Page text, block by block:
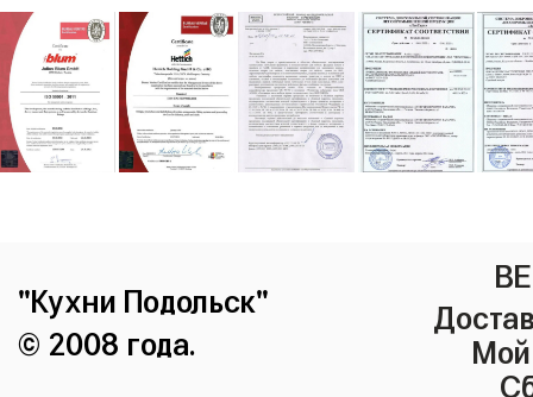
"Кухни Подольск"
© 2008 года.